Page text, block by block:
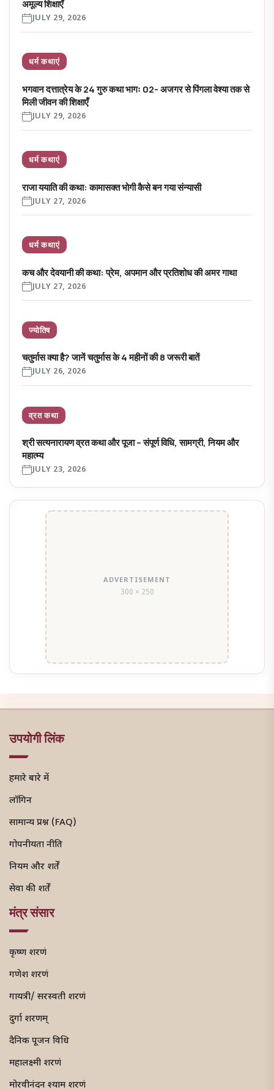
अमूल्य शिक्षाएँ
JULY 29, 2026
धर्म कथाएं
भगवान दत्तात्रेय के 24 गुरु कथा भागः 02- अजगर से पिंगला वेश्या तक से
मिली जीवन की शिक्षाएँ
JULY 29, 2026
धर्म कथाएं
राजा ययाति की कथा: कामासक्त भोगी कैसे बन गया संन्यासी
JULY 27, 2026
धर्म कथाएं
कच और देवयानी की कथा: प्रेम, अपमान और प्रतिशोध की अमर गाथा
JULY 27, 2026
ज्योतिष
चतुर्मास क्या है? जानें चतुर्मास के 4 महीनों की 8 जरूरी बातें
JULY 26, 2026
व्रत कथा
श्री सत्यनारायण व्रत कथा और पूजा – संपूर्ण विधि, सामग्री, नियम और
महात्म्य
JULY 23, 2026
ADVERTISEMENT
300 × 250
उपयोगी लिंक
हमारे बारे में
लॉगिन
सामान्य प्रश्न (FAQ)
गोपनीयता नीति
नियम और शर्तें
सेवा की शर्तें
मंत्र संसार
कृष्ण शरणं
गणेश शरणं
गायत्री/ सरस्वती शरणं
दुर्गा शरणम्
दैनिक पूजन विधि
महालक्ष्मी शरणं
मोरवीनंदन श्याम शरणं